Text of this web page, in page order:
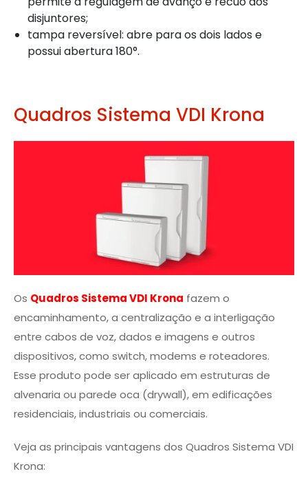
disjuntores;
tampa reversível: abre para os dois lados e
possui abertura 180°.
Quadros Sistema VDI Krona
Os Quadros Sistema VDI Krona fazem o
encaminhamento, a centralização e a interligação
entre cabos de voz, dados e imagens e outros
dispositivos, como switch, modems e roteadores.
Esse produto pode ser aplicado em estruturas de
alvenaria ou parede oca (drywall), em edificações
residenciais, industriais ou comerciais.
Veja as principais vantagens dos Quadros Sistema VDI
Krona: